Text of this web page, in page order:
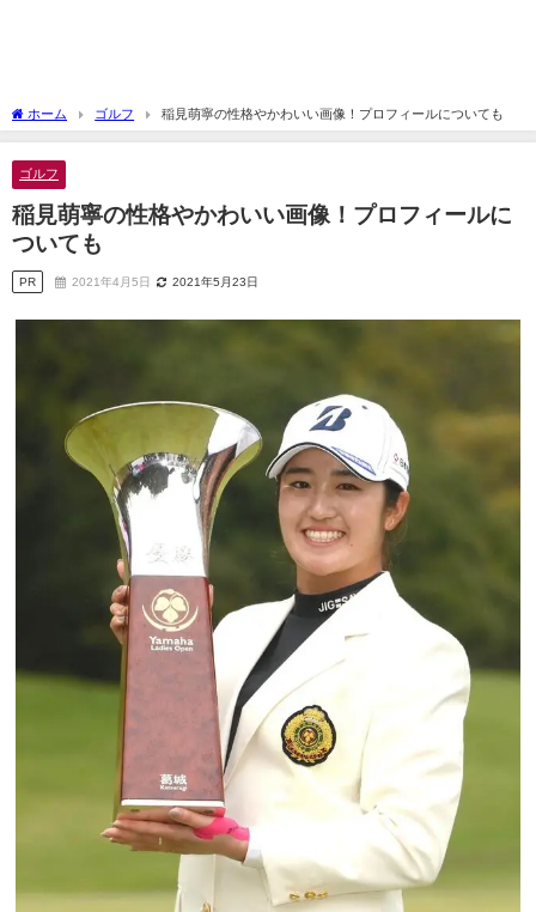
ホーム ゴルフ 稲見萌寧の性格やかわいい画像！プロフィールについても
ゴルフ
稲見萌寧の性格やかわいい画像！プロフィールに
ついても
PR 2021年4月5日 2021年5月23日